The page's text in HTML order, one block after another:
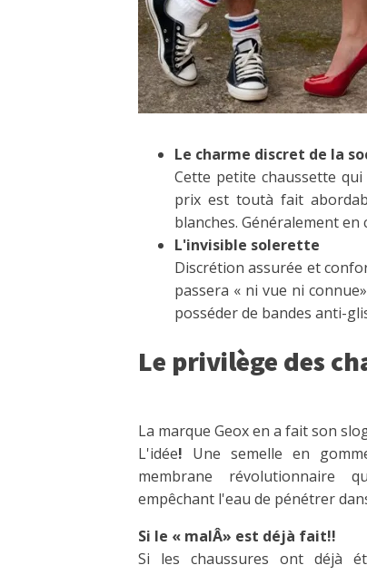
Le charme discret de la
Cette petite chaussette
prix est toutà fait
blanches. Généralement
L'invisible solerette
Discrétion assurée et
passera « ni vue ni
posséder de bandes anti-
Le privilège des
La marque Geox en a fait son
L'idée! Une semelle en
membrane révolutionnaire
empêchant l'eau de pénétrer
Si le « malÂ» est déjà fait!!
Si les chaussures ont déjà